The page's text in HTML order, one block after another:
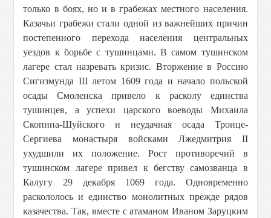
только в боях, но и в грабежах местного населения.
Казачьи грабежи стали одной из важнейших причин
постепенного перехода населения центральных
уездов к борьбе с тушинцами. В самом тушинском
лагере стал назревать кризис. Вторжение в Россию
Сигизмунда III летом 1609 года и начало польской
осады Смоленска привело к расколу единства
тушинцев, а успехи царского воеводы Михаила
Скопина-Шуйского и неудачная осада Троице-
Сергиева монастыря войсками Лжедмитрия II
ухудшили их положение. Рост противоречий в
тушинском лагере привел к бегству самозванца в
Калугу 29 декабря 1069 года. Одновременно
раскололось и единство монолитных прежде рядов
казачества. Так, вместе с атаманом Иваном Заруцким